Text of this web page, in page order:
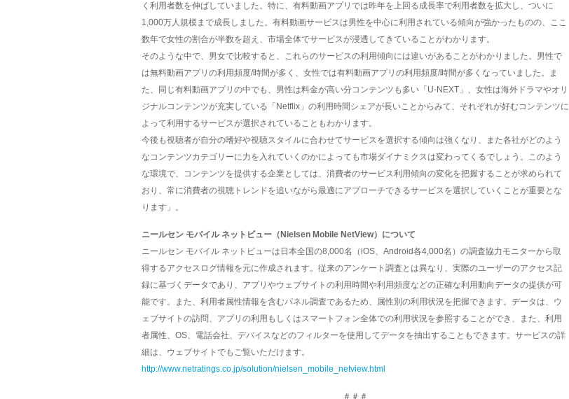
く利用者数を伸ばしていました。特に、有料動画アプリでは昨年を上回る成長率で利用者数を拡大し、ついに
1,000万人規模まで成長しました。有料動画サービスは男性を中心に利用されている傾向が強かったものの、ここ
数年で女性の割合が半数を超え、市場全体でサービスが浸透してきていることがわかります。
そのような中で、男女で比較すると、これらのサービスの利用傾向には違いがあることがわかりました。男性で
は無料動画アプリの利用頻度/時間が多く、女性では有料動画アプリの利用頻度/時間が多くなっていました。ま
た、同じ有料動画アプリの中でも、男性は料金が高い分コンテンツも多い「U-NEXT」、女性は海外ドラマやオリ
ジナルコンテンツが充実している「Netflix」の利用時間シェアが長いことからみて、それぞれが好むコンテンツに
よって利用するサービスが選択されていることもわかります。
今後も視聴者が自分の嗜好や視聴スタイルに合わせてサービスを選択する傾向は強くなり、また各社がどのよう
なコンテンツカテゴリーに力を入れていくのかによっても市場ダイナミクスは変わってくるでしょう。このよう
な環境で、コンテンツを提供する企業としては、消費者のサービス利用傾向の変化を把握することが求められて
おり、常に消費者の視聴トレンドを追いながら最適にアプローチできるサービスを選択していくことが重要とな
ります」。
ニールセン モバイル ネットビュー（Nielsen Mobile NetView）について
ニールセン モバイル ネットビューは日本全国の8,000名（iOS、Android各4,000名）の調査協力モニターから取
得するアクセスログ情報を元に作成されます。従来のアンケート調査とは異なり、実際のユーザーのアクセス記
録に基づくデータであり、アプリやウェブサイトの利用時間や利用頻度などの正確な利用動向データの提供が可
能です。また、利用者属性情報を含むパネル調査であるため、属性別の利用状況を把握できます。データは、ウ
ェブサイトの訪問、アプリの利用もしくはスマートフォン全体での利用状況を参照することができ、また、利用
者属性、OS、電話会社、デバイスなどのフィルターを使用してデータを抽出することもできます。サービスの詳
細は、ウェブサイトでもご覧いただけます。
http://www.netratings.co.jp/solution/nielsen_mobile_netview.html
＃＃＃